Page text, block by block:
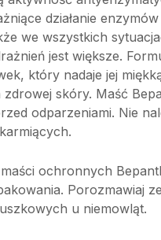
działanie
we wszystkich
jest większe.
który nadaje jej
skóry. Maść
odparzeniami. Nie
ochronnych
Porozmawiaj
u niemowląt.